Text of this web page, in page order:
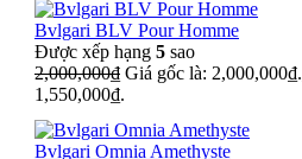
Bvlgari BLV Pour Homme
Được xếp hạng 5 sao
2,000,000₫ Giá gốc là: 2,000,000₫.
1,550,000₫.
Bvlgari Omnia Amethyste